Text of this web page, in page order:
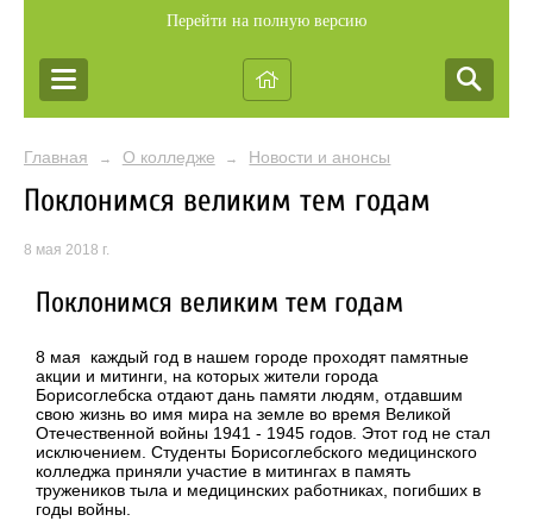
Перейти на полную версию
Главная → О колледже → Новости и анонсы
Поклонимся великим тем годам
8 мая 2018 г.
Поклонимся великим тем годам
8 мая каждый год в нашем городе проходят памятные
акции и митинги, на которых жители города
Борисоглебска отдают дань памяти людям, отдавшим
свою жизнь во имя мира на земле во время Великой
Отечественной войны 1941 - 1945 годов. Этот год не стал
исключением. Студенты Борисоглебского медицинского
колледжа приняли участие в митингах в память
тружеников тыла и медицинских работниках, погибших в
годы войны.